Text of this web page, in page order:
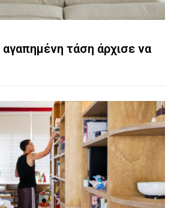
τάση άρχισε να